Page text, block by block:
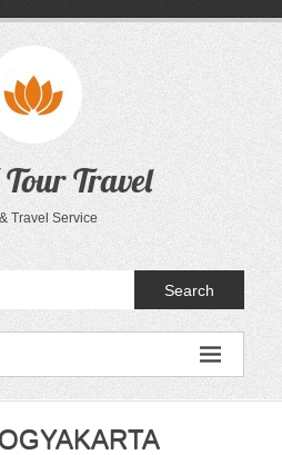
Travel
Travel Service
Search